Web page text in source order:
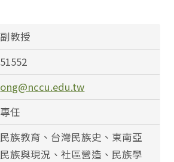
副教授
51552
ong@nccu.edu.tw
專任
民族教育、台灣民族史、東南亞
民族與現況、社區營造、民族學